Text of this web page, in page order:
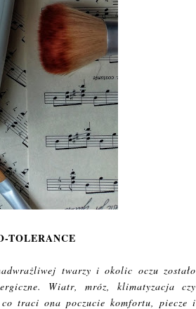
TOLERANCE
twarzy i okolic oczu zostało
Wiatr, mróz, klimatyzacja czy
co traci ona poczucie komfortu, piecze i